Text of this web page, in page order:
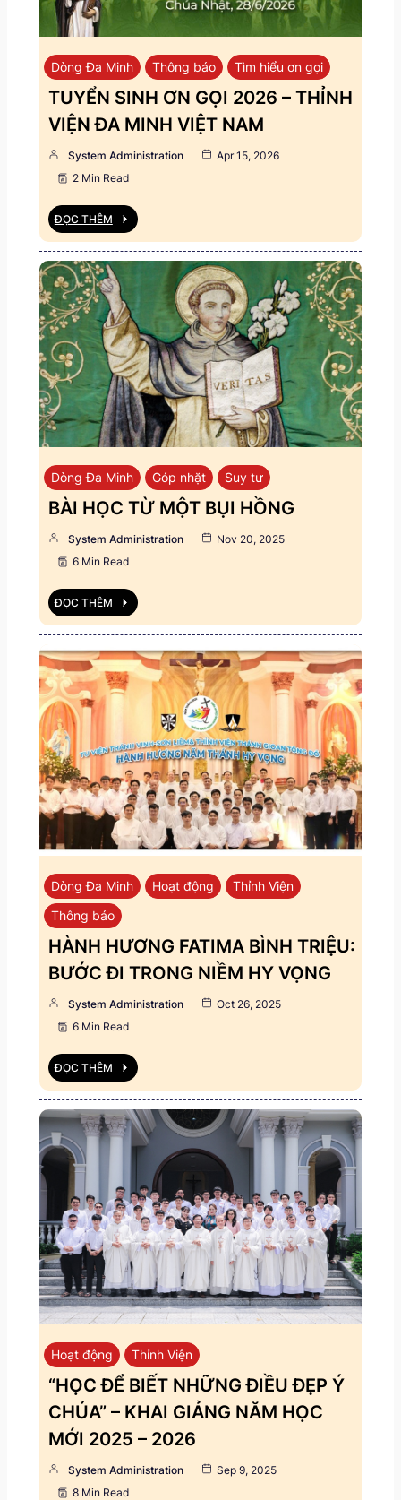
Dòng Đa Minh Thông báo Tìm hiểu ơn gọi
TUYỂN SINH ƠN GỌI 2026 – THỈNH
VIỆN ĐA MINH VIỆT NAM
System Administration
Apr 15, 2026
2 Min Read
ĐỌC THÊM
Dòng Đa Minh Góp nhặt Suy tư
BÀI HỌC TỪ MỘT BỤI HỒNG
System Administration
Nov 20, 2025
6 Min Read
ĐỌC THÊM
Dòng Đa Minh Hoạt động
Thỉnh Viện
Thông báo
HÀNH HƯƠNG FATIMA BÌNH TRIỆU:
BƯỚC ĐI TRONG NIỀM HY VỌNG
System Administration
Oct 26, 2025
6 Min Read
ĐỌC THÊM
Hoạt động Thỉnh Viện
“HỌC ĐỂ BIẾT NHỮNG ĐIỀU ĐẸP Ý
CHÚA” – KHAI GIẢNG NĂM HỌC
MỚI 2025 – 2026
System Administration
Sep 9, 2025
8 Min Read